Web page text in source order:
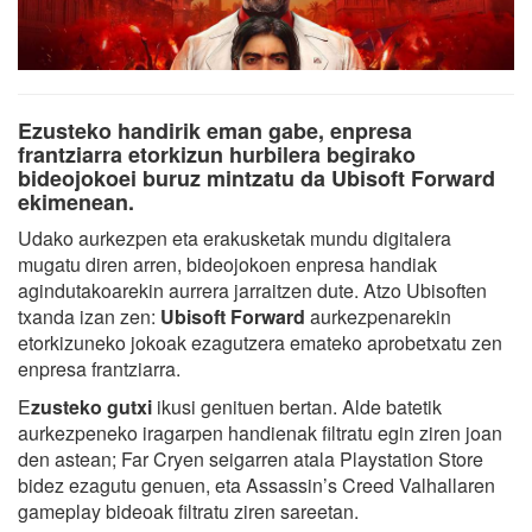
Ezusteko handirik eman gabe, enpresa
frantziarra etorkizun hurbilera begirako
bideojokoei buruz mintzatu da Ubisoft Forward
ekimenean.
Udako aurkezpen eta erakusketak mundu digitalera
mugatu diren arren, bideojokoen enpresa handiak
agindutakoarekin aurrera jarraitzen dute. Atzo Ubisoften
txanda izan zen: Ubisoft Forward aurkezpenarekin
etorkizuneko jokoak ezagutzera emateko aprobetxatu zen
enpresa frantziarra.
Ezusteko gutxi ikusi genituen bertan. Alde batetik
aurkezpeneko iragarpen handienak filtratu egin ziren joan
den astean; Far Cryen seigarren atala Playstation Store
bidez ezagutu genuen, eta Assassin’s Creed Valhallaren
gameplay bideoak filtratu ziren sareetan.